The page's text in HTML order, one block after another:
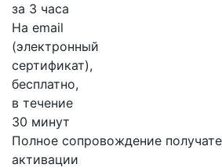
за 3 часа
На email
(электронный
сертификат),
бесплатно,
в течение
30 минут
Полное сопровождение
активации